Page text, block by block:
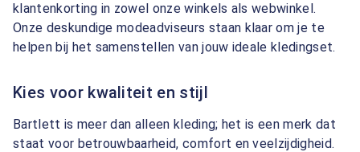
klantenkorting in zowel onze winkels als webwinkel.
Onze deskundige modeadviseurs staan klaar om je te
helpen bij het samenstellen van jouw ideale kledingset.
Kies voor kwaliteit en stijl
Bartlett is meer dan alleen kleding; het is een merk dat
staat voor betrouwbaarheid, comfort en veelzijdigheid.